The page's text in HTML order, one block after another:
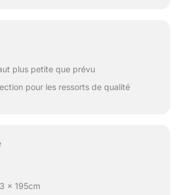
plus petite que prévu
pour les ressorts de qualité
x 195cm